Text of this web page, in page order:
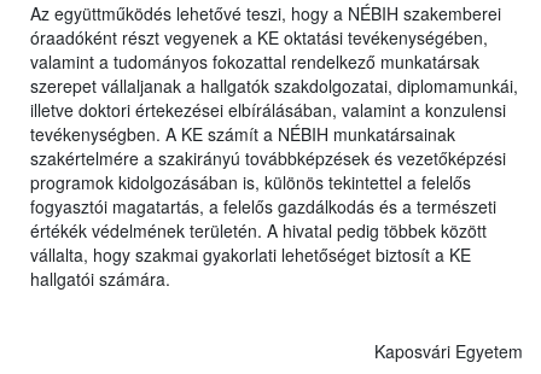
Az együttműködés lehetővé teszi, hogy a NÉBIH szakemberei
óraadóként részt vegyenek a KE oktatási tevékenységében,
valamint a tudományos fokozattal rendelkező munkatársak
szerepet vállaljanak a hallgatók szakdolgozatai, diplomamunkái,
illetve doktori értekezései elbírálásában, valamint a konzulensi
tevékenységben. A KE számít a NÉBIH munkatársainak
szakértelmére a szakirányú továbbképzések és vezetőképzési
programok kidolgozásában is, különös tekintettel a felelős
fogyasztói magatartás, a felelős gazdálkodás és a természeti
értékék védelmének területén. A hivatal pedig többek között
vállalta, hogy szakmai gyakorlati lehetőséget biztosít a KE
hallgatói számára.
Kaposvári Egyetem